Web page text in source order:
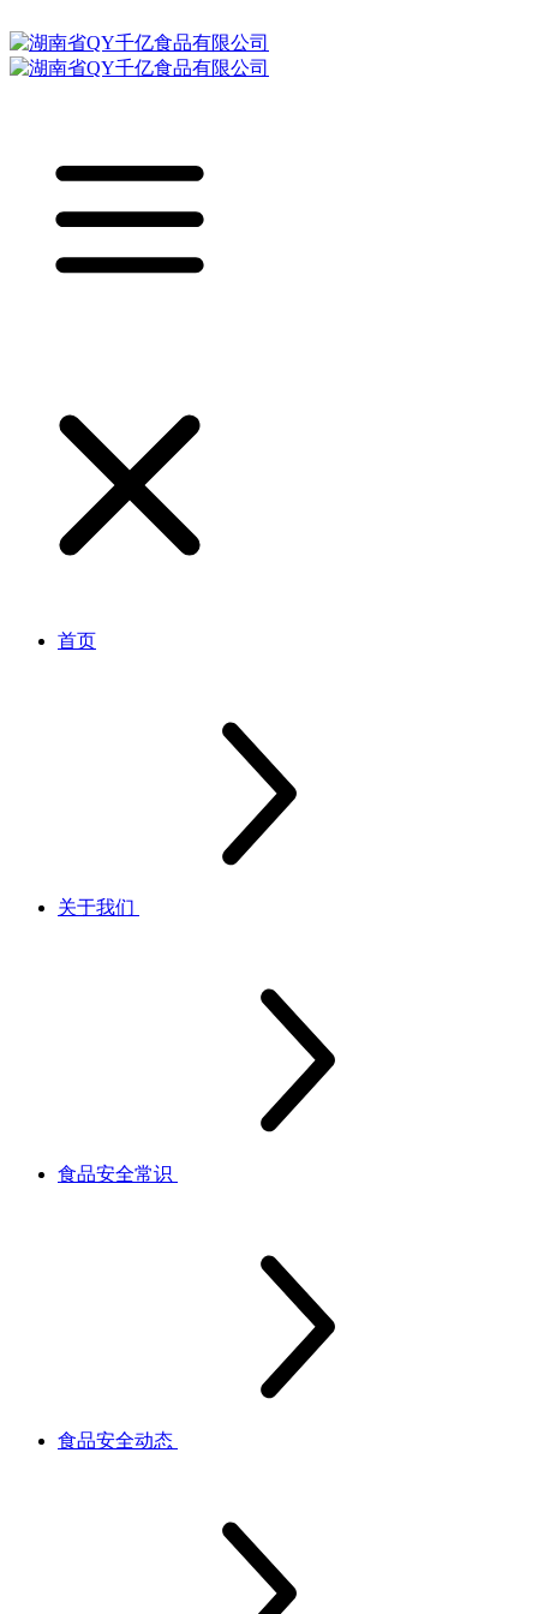
首页
关于我们
食品安全常识
食品安全动态